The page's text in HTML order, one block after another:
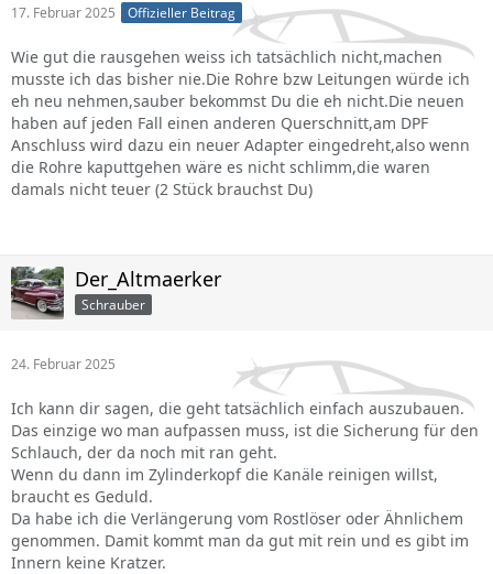
17. Februar 2025 Offizieller Beitrag
Wie gut die rausgehen weiss ich tatsächlich nicht,machen
musste ich das bisher nie.Die Rohre bzw Leitungen würde ich
eh neu nehmen,sauber bekommst Du die eh nicht.Die neuen
haben auf jeden Fall einen anderen Querschnitt,am DPF
Anschluss wird dazu ein neuer Adapter eingedreht,also wenn
die Rohre kaputtgehen wäre es nicht schlimm,die waren
damals nicht teuer (2 Stück brauchst Du)
Der_Altmaerker
Schrauber
24. Februar 2025
Ich kann dir sagen, die geht tatsächlich einfach auszubauen.
Das einzige wo man aufpassen muss, ist die Sicherung für den
Schlauch, der da noch mit ran geht.
Wenn du dann im Zylinderkopf die Kanäle reinigen willst,
braucht es Geduld.
Da habe ich die Verlängerung vom Rostlöser oder Ähnlichem
genommen. Damit kommt man da gut mit rein und es gibt im
Innern keine Kratzer.